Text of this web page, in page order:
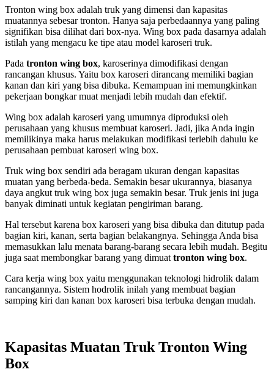
Tronton wing box adalah truk yang dimensi dan kapasitas
muatannya sebesar tronton. Hanya saja perbedaannya yang paling
signifikan bisa dilihat dari box-nya. Wing box pada dasarnya adalah
istilah yang mengacu ke tipe atau model karoseri truk.
Pada tronton wing box, karoserinya dimodifikasi dengan
rancangan khusus. Yaitu box karoseri dirancang memiliki bagian
kanan dan kiri yang bisa dibuka. Kemampuan ini memungkinkan
pekerjaan bongkar muat menjadi lebih mudah dan efektif.
Wing box adalah karoseri yang umumnya diproduksi oleh
perusahaan yang khusus membuat karoseri. Jadi, jika Anda ingin
memilikinya maka harus melakukan modifikasi terlebih dahulu ke
perusahaan pembuat karoseri wing box.
Truk wing box sendiri ada beragam ukuran dengan kapasitas
muatan yang berbeda-beda. Semakin besar ukurannya, biasanya
daya angkut truk wing box juga semakin besar. Truk jenis ini juga
banyak diminati untuk kegiatan pengiriman barang.
Hal tersebut karena box karoseri yang bisa dibuka dan ditutup pada
bagian kiri, kanan, serta bagian belakangnya. Sehingga Anda bisa
memasukkan lalu menata barang-barang secara lebih mudah. Begitu
juga saat membongkar barang yang dimuat tronton wing box.
Cara kerja wing box yaitu menggunakan teknologi hidrolik dalam
rancangannya. Sistem hodrolik inilah yang membuat bagian
samping kiri dan kanan box karoseri bisa terbuka dengan mudah.
Kapasitas Muatan Truk Tronton Wing
Box